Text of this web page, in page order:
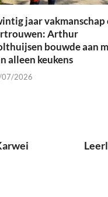
jaar vakmanschap
Arthur
bouwde aan
alleen keukens
2026